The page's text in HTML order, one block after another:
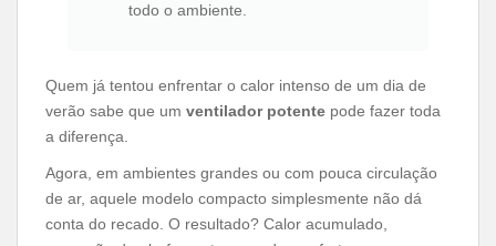
todo o ambiente.
Quem já tentou enfrentar o calor intenso de um dia de
verão sabe que um ventilador potente pode fazer toda
a diferença.
Agora, em ambientes grandes ou com pouca circulação
de ar, aquele modelo compacto simplesmente não dá
conta do recado. O resultado? Calor acumulado,